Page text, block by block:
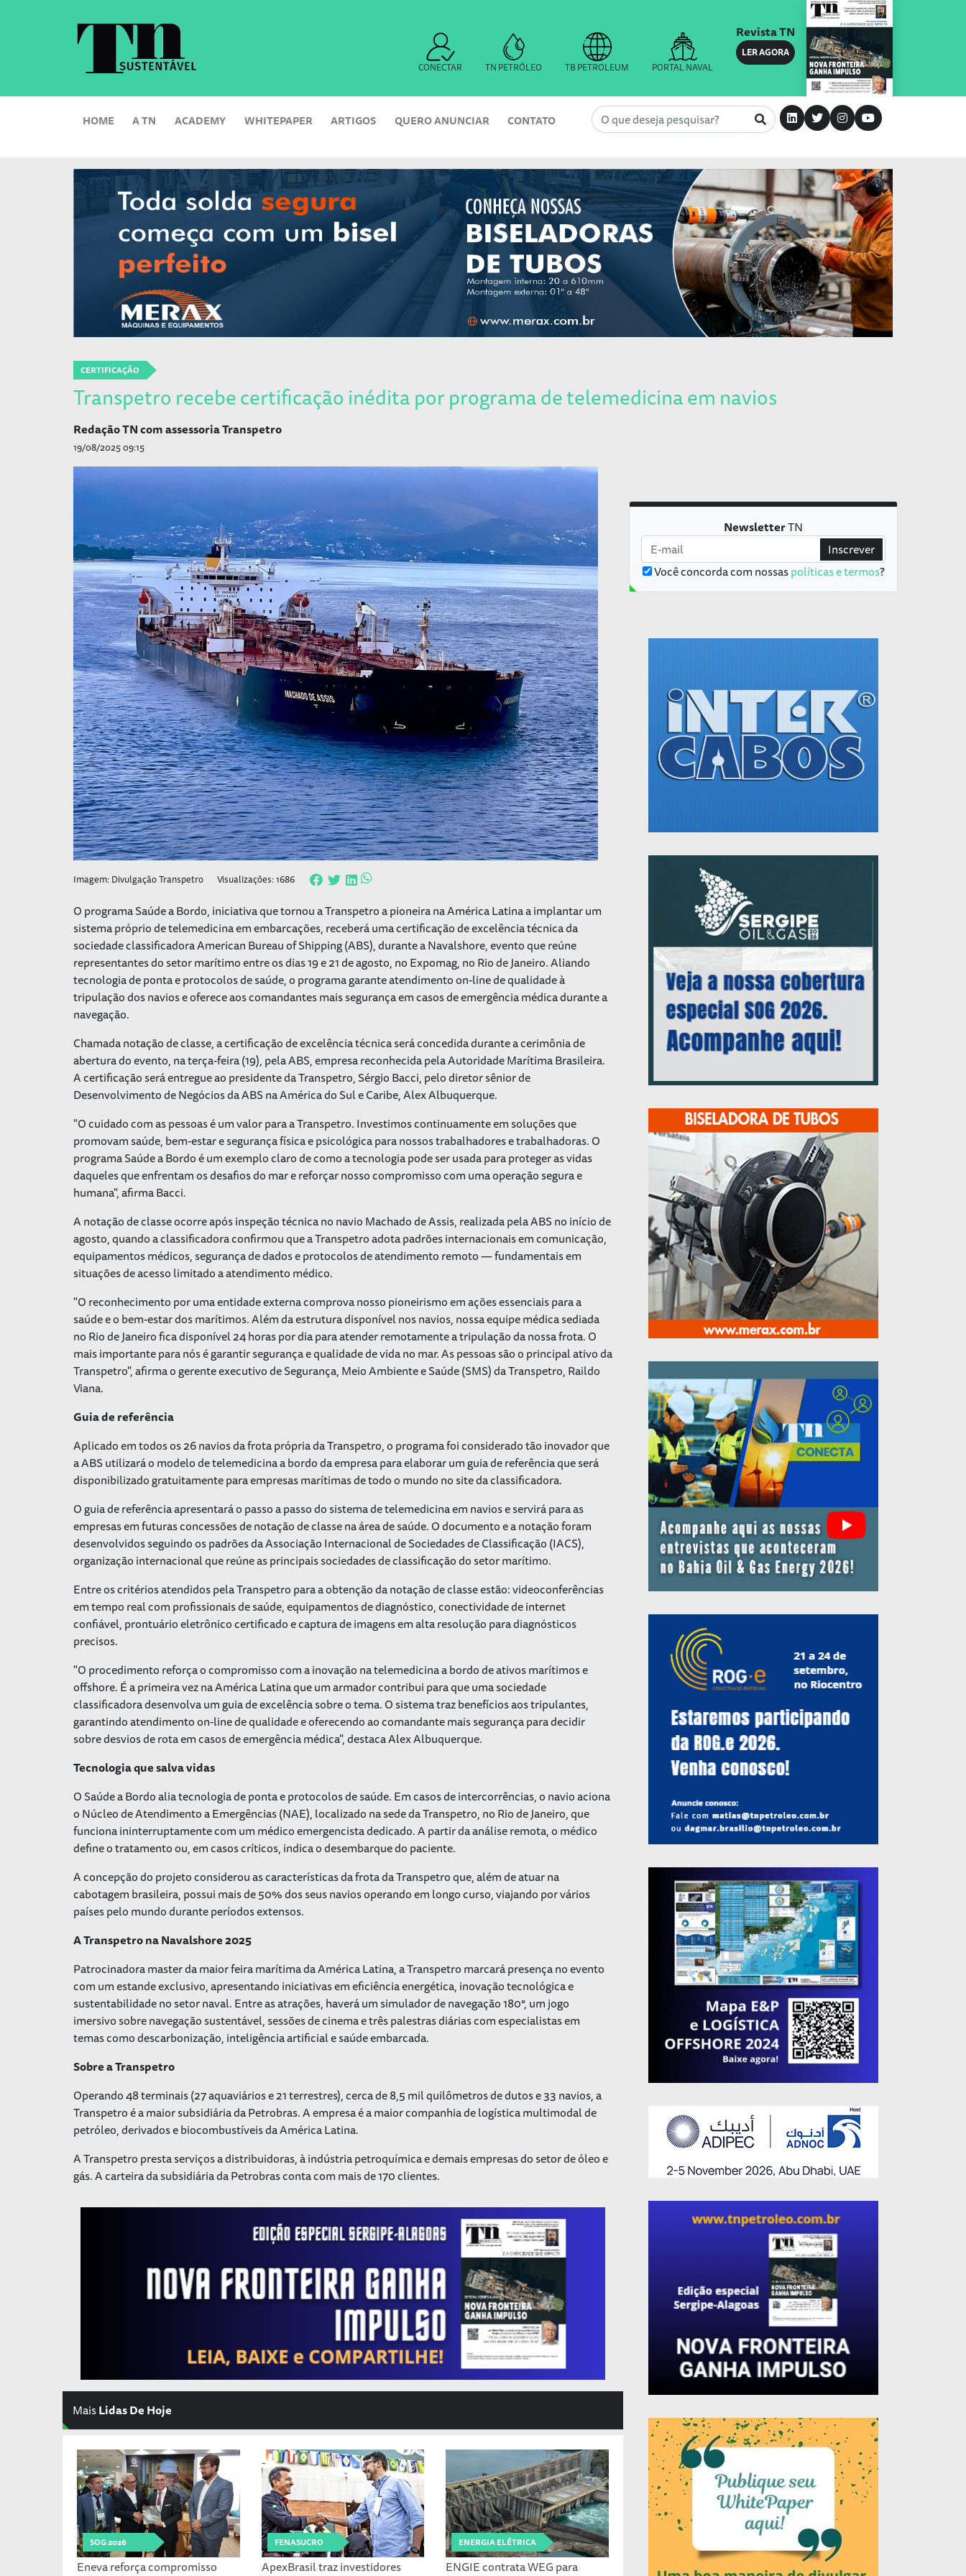
CONECTAR TN PETRÓLEO TB PETROLEUM PORTAL NAVAL
Revista TN
LER AGORA
HOME A TN ACADEMY WHITEPAPER ARTIGOS QUERO ANUNCIAR CONTATO
CERTIFICAÇÃO
Transpetro recebe certificação inédita por programa de telemedicina em navios
Redação TN com assessoria Transpetro
19/08/2025 09:15
Imagem: Divulgação Transpetro Visualizações: 1686
O programa Saúde a Bordo, iniciativa que tornou a Transpetro a pioneira na América Latina a implantar um
sistema próprio de telemedicina em embarcações, receberá uma certificação de excelência técnica da
sociedade classificadora American Bureau of Shipping (ABS), durante a Navalshore, evento que reúne
representantes do setor marítimo entre os dias 19 e 21 de agosto, no Expomag, no Rio de Janeiro. Aliando
tecnologia de ponta e protocolos de saúde, o programa garante atendimento on-line de qualidade à
tripulação dos navios e oferece aos comandantes mais segurança em casos de emergência médica durante a
navegação.
Chamada notação de classe, a certificação de excelência técnica será concedida durante a cerimônia de
abertura do evento, na terça-feira (19), pela ABS, empresa reconhecida pela Autoridade Marítima Brasileira.
A certificação será entregue ao presidente da Transpetro, Sérgio Bacci, pelo diretor sênior de
Desenvolvimento de Negócios da ABS na América do Sul e Caribe, Alex Albuquerque.
"O cuidado com as pessoas é um valor para a Transpetro. Investimos continuamente em soluções que
promovam saúde, bem-estar e segurança física e psicológica para nossos trabalhadores e trabalhadoras. O
programa Saúde a Bordo é um exemplo claro de como a tecnologia pode ser usada para proteger as vidas
daqueles que enfrentam os desafios do mar e reforçar nosso compromisso com uma operação segura e
humana", afirma Bacci.
A notação de classe ocorre após inspeção técnica no navio Machado de Assis, realizada pela ABS no início de
agosto, quando a classificadora confirmou que a Transpetro adota padrões internacionais em comunicação,
equipamentos médicos, segurança de dados e protocolos de atendimento remoto — fundamentais em
situações de acesso limitado a atendimento médico.
"O reconhecimento por uma entidade externa comprova nosso pioneirismo em ações essenciais para a
saúde e o bem-estar dos marítimos. Além da estrutura disponível nos navios, nossa equipe médica sediada
no Rio de Janeiro fica disponível 24 horas por dia para atender remotamente a tripulação da nossa frota. O
mais importante para nós é garantir segurança e qualidade de vida no mar. As pessoas são o principal ativo da
Transpetro", afirma o gerente executivo de Segurança, Meio Ambiente e Saúde (SMS) da Transpetro, Raildo
Viana.
Guia de referência
Aplicado em todos os 26 navios da frota própria da Transpetro, o programa foi considerado tão inovador que
a ABS utilizará o modelo de telemedicina a bordo da empresa para elaborar um guia de referência que será
disponibilizado gratuitamente para empresas marítimas de todo o mundo no site da classificadora.
O guia de referência apresentará o passo a passo do sistema de telemedicina em navios e servirá para as
empresas em futuras concessões de notação de classe na área de saúde. O documento e a notação foram
desenvolvidos seguindo os padrões da Associação Internacional de Sociedades de Classificação (IACS),
organização internacional que reúne as principais sociedades de classificação do setor marítimo.
Entre os critérios atendidos pela Transpetro para a obtenção da notação de classe estão: videoconferências
em tempo real com profissionais de saúde, equipamentos de diagnóstico, conectividade de internet
confiável, prontuário eletrônico certificado e captura de imagens em alta resolução para diagnósticos
precisos.
"O procedimento reforça o compromisso com a inovação na telemedicina a bordo de ativos marítimos e
offshore. É a primeira vez na América Latina que um armador contribui para que uma sociedade
classificadora desenvolva um guia de excelência sobre o tema. O sistema traz benefícios aos tripulantes,
garantindo atendimento on-line de qualidade e oferecendo ao comandante mais segurança para decidir
sobre desvios de rota em casos de emergência médica", destaca Alex Albuquerque.
Tecnologia que salva vidas
O Saúde a Bordo alia tecnologia de ponta e protocolos de saúde. Em casos de intercorrências, o navio aciona
o Núcleo de Atendimento a Emergências (NAE), localizado na sede da Transpetro, no Rio de Janeiro, que
funciona ininterruptamente com um médico emergencista dedicado. A partir da análise remota, o médico
define o tratamento ou, em casos críticos, indica o desembarque do paciente.
A concepção do projeto considerou as características da frota da Transpetro que, além de atuar na
cabotagem brasileira, possui mais de 50% dos seus navios operando em longo curso, viajando por vários
países pelo mundo durante períodos extensos.
A Transpetro na Navalshore 2025
Patrocinadora master da maior feira marítima da América Latina, a Transpetro marcará presença no evento
com um estande exclusivo, apresentando iniciativas em eficiência energética, inovação tecnológica e
sustentabilidade no setor naval. Entre as atrações, haverá um simulador de navegação 180°, um jogo
imersivo sobre navegação sustentável, sessões de cinema e três palestras diárias com especialistas em
temas como descarbonização, inteligência artificial e saúde embarcada.
Sobre a Transpetro
Operando 48 terminais (27 aquaviários e 21 terrestres), cerca de 8,5 mil quilômetros de dutos e 33 navios, a
Transpetro é a maior subsidiária da Petrobras. A empresa é a maior companhia de logística multimodal de
petróleo, derivados e biocombustíveis da América Latina.
A Transpetro presta serviços a distribuidoras, à indústria petroquímica e demais empresas do setor de óleo e
gás. A carteira da subsidiária da Petrobras conta com mais de 170 clientes.
MaisLidas De Hoje
SOG 2026
Eneva reforça compromisso
FENASUCRO
ApexBrasil traz investidores
ENERGIA ELÉTRICA
ENGIE contrata WEG para
NewsletterTN
Você concorda com nossaspolíticas e termos?
Inscrever